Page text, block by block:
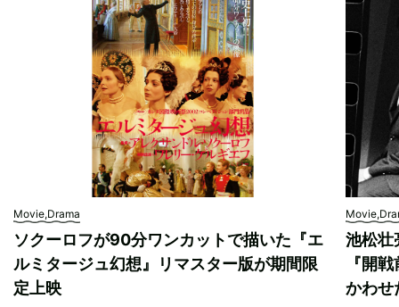
Movie,Drama
ソクーロフが90分ワンカットで描いた『エ
ルミタージュ幻想』リマスター版が期間限
定上映
池松壮
『開
かわせ